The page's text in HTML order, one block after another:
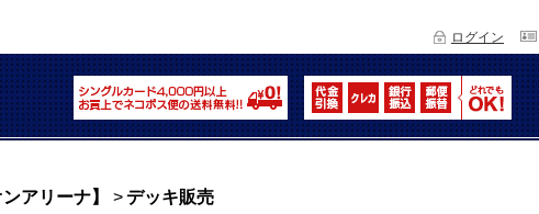
ログイン
アリーナ】 > デッキ販売